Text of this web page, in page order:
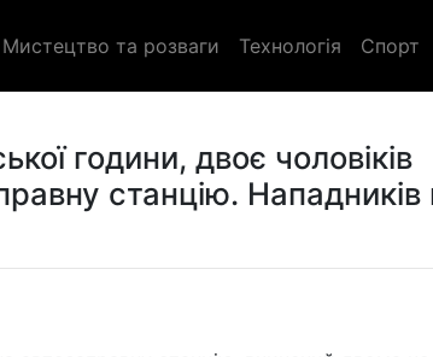
Мистецтво та розваги Технологія Спорт
години, двоє чоловіків
станцію.